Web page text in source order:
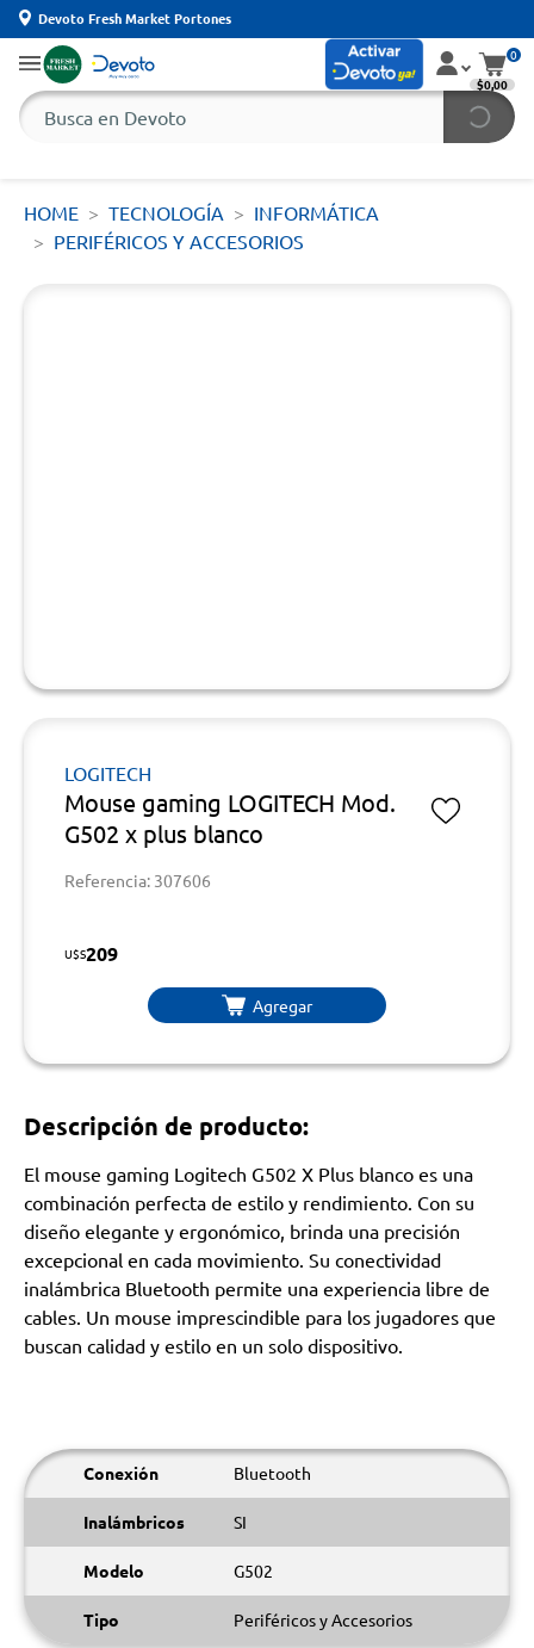
Devoto Fresh Market Portones
0
$0,00
HOME TECNOLOGÍA
INFORMÁTICA
PERIFÉRICOS Y ACCESORIOS
LOGITECH
Mouse gaming LOGITECH Mod.
G502 x plus blanco
Referencia: 307606
U$S209
Agregar
Descripción de producto:
El mouse gaming Logitech G502 X Plus blanco es una
combinación perfecta de estilo y rendimiento. Con su
diseño elegante y ergonómico, brinda una precisión
excepcional en cada movimiento. Su conectividad
inalámbrica Bluetooth permite una experiencia libre de
cables. Un mouse imprescindible para los jugadores que
buscan calidad y estilo en un solo dispositivo.
Conexión Bluetooth
Inalámbricos SI
Modelo G502
Tipo Periféricos y Accesorios